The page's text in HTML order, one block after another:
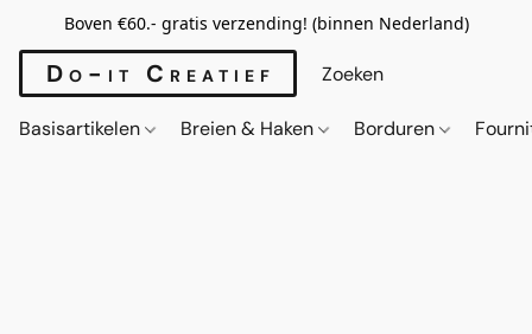
Boven €60.- gratis verzending! (binnen Nederland)
Do-it Creatief
Basisartikelen Breien & Haken Borduren